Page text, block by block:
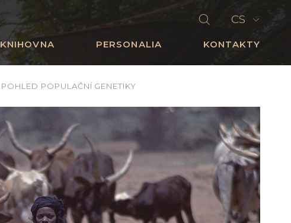
CS
KNIHOVNA PERSONALIA KONTAKTY
POPULAČNÍ GENETIKY